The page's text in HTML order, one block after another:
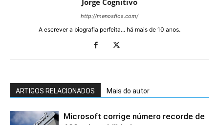
http://menosfios.com/
A escrever a biografia perfeita... há mais de 10 anos.
ARTIGOS RELACIONADOS Mais do autor
Microsoft corrige número recorde de